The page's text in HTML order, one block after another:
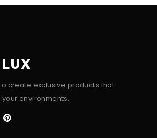
create exclusive products that
environments.